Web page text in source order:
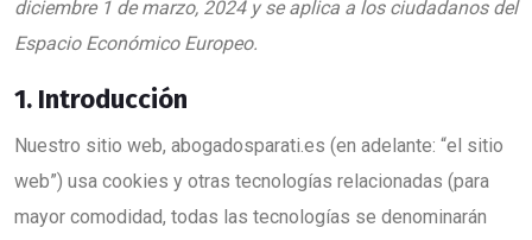
diciembre 1 de marzo, 2024 y se aplica a los ciudadanos del
Espacio Económico Europeo.
1. Introducción
Nuestro sitio web, abogadosparati.es (en adelante: “el sitio
web”) usa cookies y otras tecnologías relacionadas (para
mayor comodidad, todas las tecnologías se denominarán